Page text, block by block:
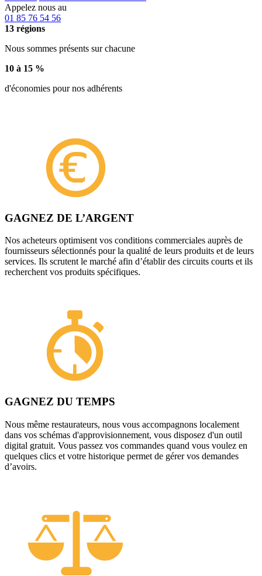
Appelez nous au
01 85 76 54 56
13 régions
Nous sommes présents sur chacune
10 à 15 %
d'économies pour nos adhérents
GAGNEZ DE L’ARGENT
Nos acheteurs optimisent vos conditions commerciales auprès de
fournisseurs sélectionnés pour la qualité de leurs produits et de leurs
services. Ils scrutent le marché afin d’établir des circuits courts et ils
recherchent vos produits spécifiques.
GAGNEZ DU TEMPS
Nous même restaurateurs, nous vous accompagnons localement
dans vos schémas d'approvisionnement, vous disposez d'un outil
digital gratuit. Vous passez vos commandes quand vous voulez en
quelques clics et votre historique permet de gérer vos demandes
d’avoirs.